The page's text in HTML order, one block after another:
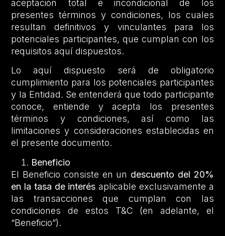
aceptación total e incondicional de los
presentes términos y condiciones, los cuales
resultan definitivos y vinculantes para los
potenciales participantes, que cumplan con los
requisitos aquí dispuestos.
Lo aquí dispuesto será de obligatorio
cumplimiento para los potenciales participantes
y la Entidad. Se entenderá que todo participante
conoce, entiende y acepta los presentes
términos y condiciones, así como las
limitaciones y consideraciones establecidas en
el presente documento.
Beneficio
El Beneficio consiste en un descuento del 20%
en la tasa de interés aplicable exclusivamente a
las transacciones que cumplan con las
condiciones de estos T&C (en adelante, el
“Beneficio”).